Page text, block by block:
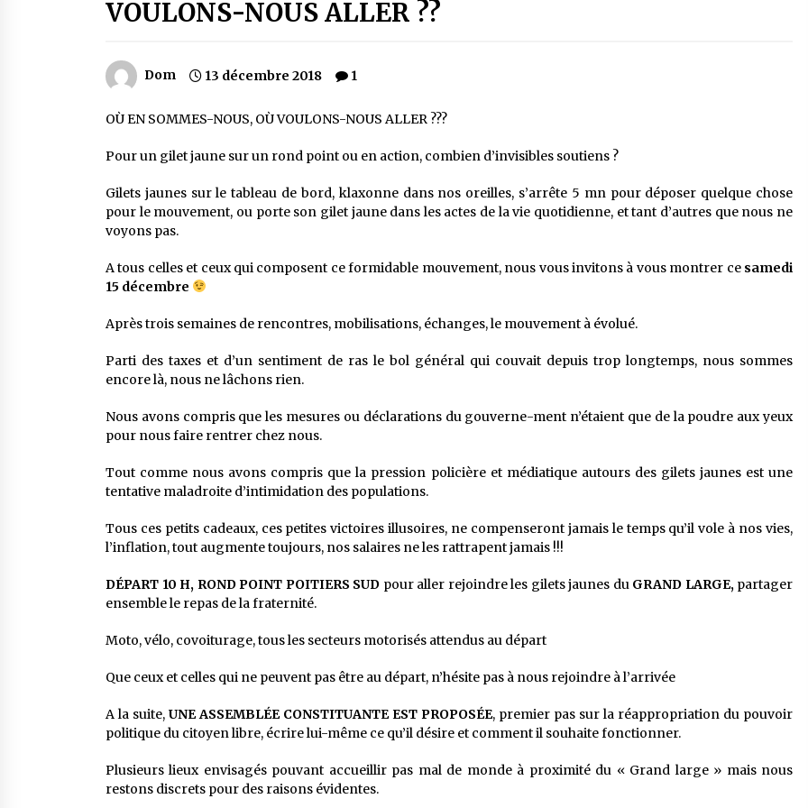
VOULONS-NOUS ALLER ??
Dom 13 décembre 2018 1
OÙ EN SOMMES-NOUS, OÙ VOULONS-NOUS ALLER ???
Pour un gilet jaune sur un rond point ou en action, combien d’invisibles soutiens ?
Gilets jaunes sur le tableau de bord, klaxonne dans nos oreilles, s’arrête 5 mn pour déposer quelque chose
pour le mouvement, ou porte son gilet jaune dans les actes de la vie quotidienne, et tant d’autres que nous ne
voyons pas.
A tous celles et ceux qui composent ce formidable mouvement, nous vous invitons à vous montrer ce samedi
15 décembre
Après trois semaines de rencontres, mobilisations, échanges, le mouvement à évolué.
Parti des taxes et d’un sentiment de ras le bol général qui couvait depuis trop longtemps, nous sommes
encore là, nous ne lâchons rien.
Nous avons compris que les mesures ou déclarations du gouverne-ment n’étaient que de la poudre aux yeux
pour nous faire rentrer chez nous.
Tout comme nous avons compris que la pression policière et médiatique autours des gilets jaunes est une
tentative maladroite d’intimidation des populations.
Tous ces petits cadeaux, ces petites victoires illusoires, ne compenseront jamais le temps qu’il vole à nos vies,
l’inflation, tout augmente toujours, nos salaires ne les rattrapent jamais !!!
DÉPART 10 H, ROND POINT POITIERS SUD pour aller rejoindre les gilets jaunes du GRAND LARGE,partager
ensemble le repas de la fraternité.
Moto, vélo, covoiturage, tous les secteurs motorisés attendus au départ
Que ceux et celles qui ne peuvent pas être au départ, n’hésite pas à nous rejoindre à l’arrivée
A la suite, UNE ASSEMBLÉE CONSTITUANTE EST PROPOSÉE, premier pas sur la réappropriation du pouvoir
politique du citoyen libre, écrire lui-même ce qu’il désire et comment il souhaite fonctionner.
Plusieurs lieux envisagés pouvant accueillir pas mal de monde à proximité du « Grand large » mais nous
restons discrets pour des raisons évidentes.